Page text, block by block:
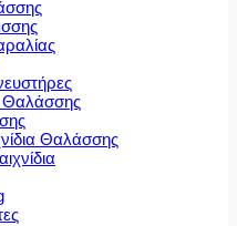
Θαλάσσης
Θαλάσσης